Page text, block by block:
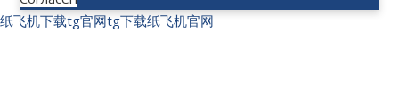
纸飞机下载tg官网tg下载纸飞机官网